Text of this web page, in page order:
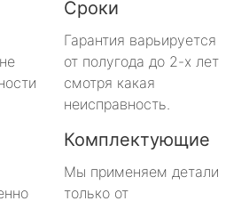
Сроки
Гарантия варьируется
от полугода до 2-х лет
смотря какая
неисправность.
Комплектующие
Мы применяем детали
только от